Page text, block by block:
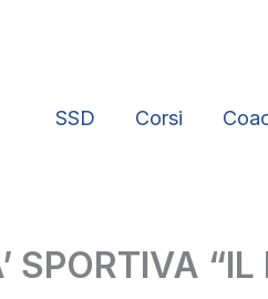
SSD
Corsi
SPORTIVA